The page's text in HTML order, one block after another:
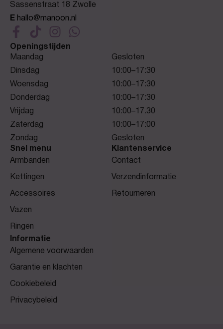
Sassenstraat 18 Zwolle
E hallo@manoon.nl
Openingstijden
Maandag
Gesloten
Dinsdag
10:00–17:30
Woensdag
10:00–17:30
Donderdag
10:00–17:30
Vrijdag
10:00–17.30
Zaterdag
10:00–17:00
Zondag
Gesloten
Snel menu
Armbanden
Kettingen
Accessoires
Vazen
Ringen
Klantenservice
Contact
Verzendinformatie
Retourneren
Informatie
Algemene voorwaarden
Garantie en klachten
Cookiebeleid
Privacybeleid